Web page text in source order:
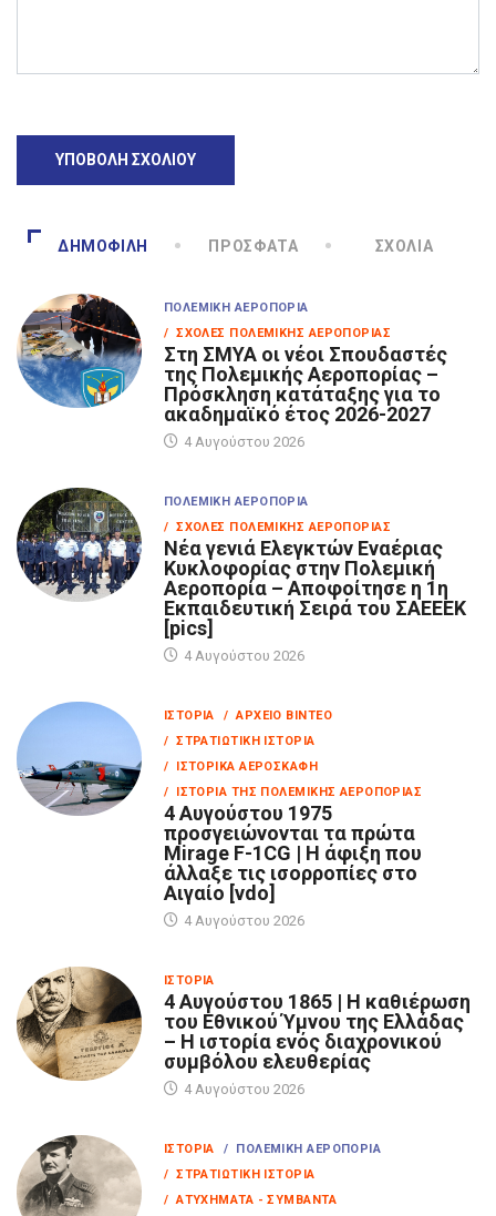
ΔΗΜΟΦΙΛΉ ΠΡΌΣΦΑΤΑ ΣΧΌΛΙΑ
ΠΟΛΕΜΙΚΉ ΑΕΡΟΠΟΡΊΑ
/ ΣΧΟΛΈΣ ΠΟΛΕΜΙΚΉΣ ΑΕΡΟΠΟΡΊΑΣ
Στη ΣΜΥΑ οι νέοι Σπουδαστές
της Πολεμικής Αεροπορίας –
Πρόσκληση κατάταξης για το
ακαδημαϊκό έτος 2026-2027
4 Αυγούστου 2026
ΠΟΛΕΜΙΚΉ ΑΕΡΟΠΟΡΊΑ
/ ΣΧΟΛΈΣ ΠΟΛΕΜΙΚΉΣ ΑΕΡΟΠΟΡΊΑΣ
Νέα γενιά Ελεγκτών Εναέριας
Κυκλοφορίας στην Πολεμική
Αεροπορία – Αποφοίτησε η 1η
Εκπαιδευτική Σειρά του ΣΑΕΕΕΚ
[pics]
4 Αυγούστου 2026
ΙΣΤΟΡΊΑ
/ ΑΡΧΕΊΟ ΒΊΝΤΕΟ
/ ΣΤΡΑΤΙΩΤΙΚΉ ΙΣΤΟΡΊΑ
/ ΙΣΤΟΡΙΚΆ ΑΕΡΟΣΚΆΦΗ
/ ΙΣΤΟΡΊΑ ΤΗΣ ΠΟΛΕΜΙΚΉΣ ΑΕΡΟΠΟΡΊΑΣ
4 Αυγούστου 1975
προσγειώνονται τα πρώτα
Mirage F-1CG | Η άφιξη που
άλλαξε τις ισορροπίες στο
Αιγαίο [vdo]
4 Αυγούστου 2026
ΙΣΤΟΡΊΑ
4 Αυγούστου 1865 | Η καθιέρωση
του Εθνικού Ύμνου της Ελλάδας
– Η ιστορία ενός διαχρονικού
συμβόλου ελευθερίας
4 Αυγούστου 2026
ΙΣΤΟΡΊΑ
/ ΠΟΛΕΜΙΚΉ ΑΕΡΟΠΟΡΊΑ
/ ΣΤΡΑΤΙΩΤΙΚΉ ΙΣΤΟΡΊΑ
/ ΑΤΥΧΉΜΑΤΑ - ΣΥΜΒΆΝΤΑ